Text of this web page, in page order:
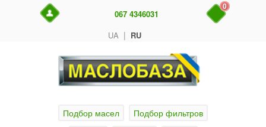
UA | RU
067 4346031
0
Подбор масел
Подбор фильтров